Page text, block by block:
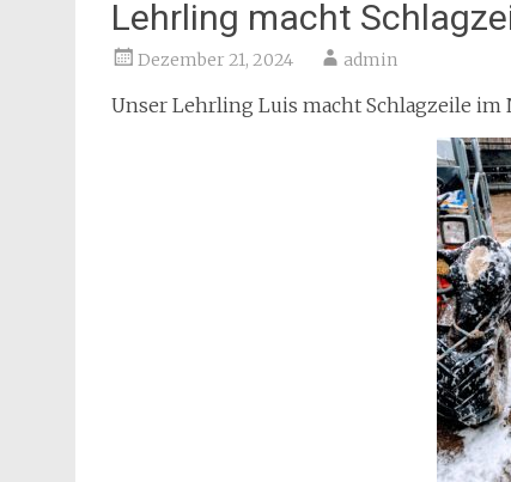
Lehrling macht
Dezember 21, 2024 admin
Unser Lehrling Luis macht Schlagzeile im